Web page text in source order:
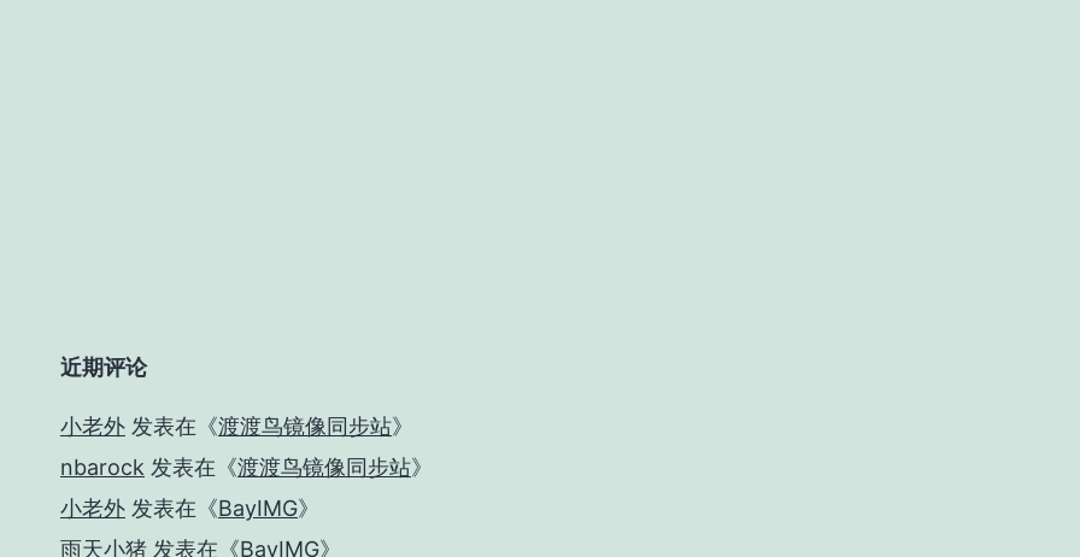
近期评论
小老外 发表在《渡渡鸟镜像同步站》
nbarock 发表在《渡渡鸟镜像同步站》
小老外 发表在《BayIMG》
雨天小猪 发表在《BayIMG》